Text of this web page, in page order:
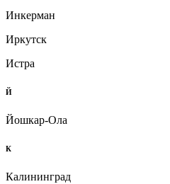
Инкерман
Иркутск
Истра
Й
Йошкар-Ола
К
Калининград